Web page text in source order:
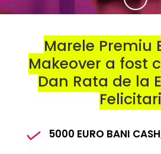
Marele Premiu
Makeover a fost
Dan Rata de la
5000 EURO BANI